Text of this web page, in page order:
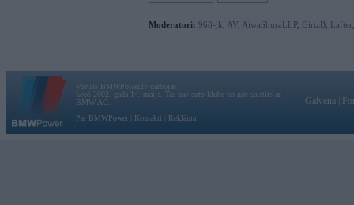
Moderatori: 968-jk AV AiwaShuraLLP, GirtzB Lafter
Vortāls BMWPower.lv darbojas
kopš 2002. gada 14. maija. Tas nav auto klubs un nav saistīts ar
BMW AG.
Par BMWPower
Kontakti Reklāma
Galvena